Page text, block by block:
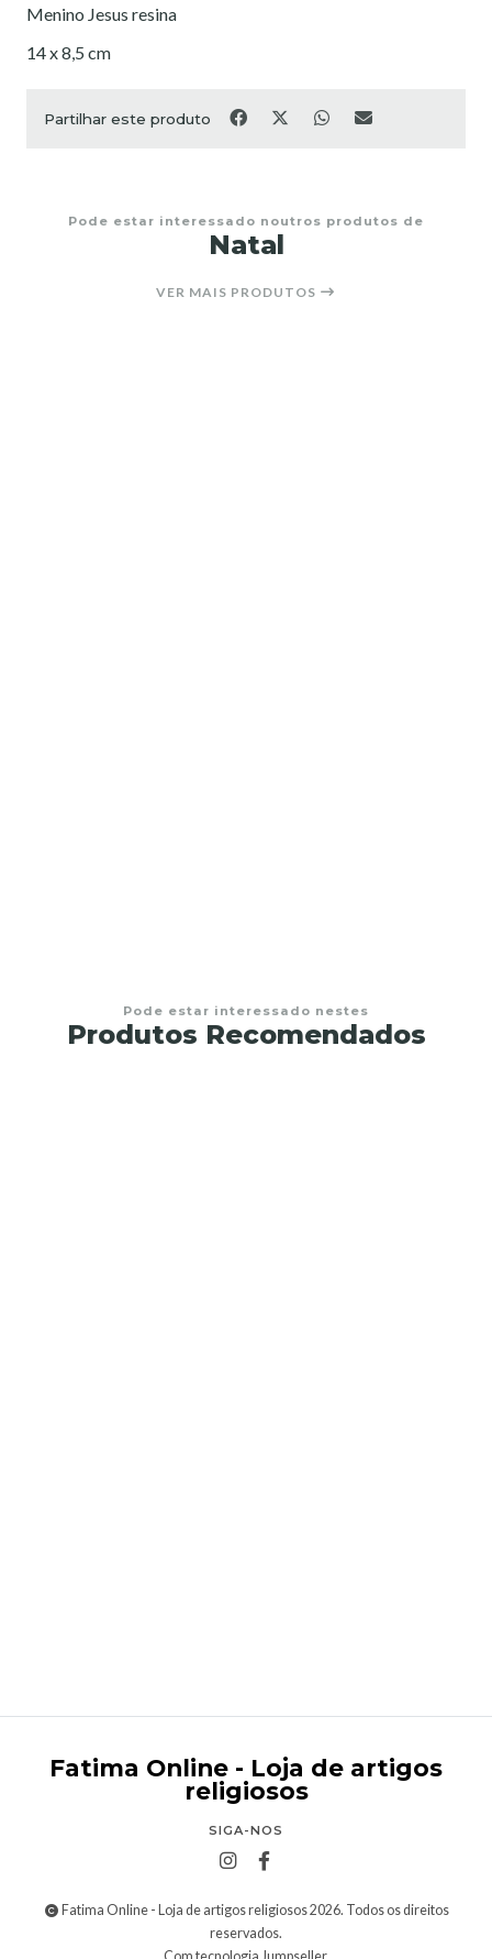
Menino Jesus resina
14 x 8,5 cm
Partilhar este produto
Pode estar interessado noutros produtos de
Natal
VER MAIS PRODUTOS
Pode estar interessado nestes
Produtos Recomendados
Fatima Online - Loja de artigos
religiosos
SIGA-NOS
Fatima Online - Loja de artigos religiosos 2026. Todos os direitos
reservados.